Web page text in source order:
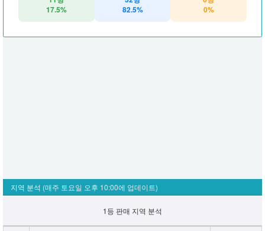
17.5%
82.5%
0%
지역 분석 (매주 토요일 오후 10:00에 업데이트)
1등 판매 지역 분석